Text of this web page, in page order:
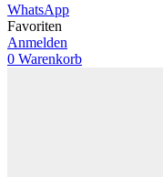
WhatsApp
Favoriten
Anmelden
0 Warenkorb